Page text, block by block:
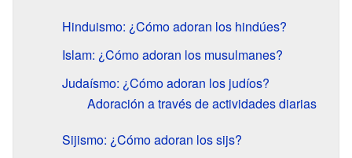
Hinduismo: ¿Cómo adoran los hindúes?
Islam: ¿Cómo adoran los musulmanes?
Judaísmo: ¿Cómo adoran los judíos?
Adoración a través de actividades diarias
Sijismo: ¿Cómo adoran los sijs?